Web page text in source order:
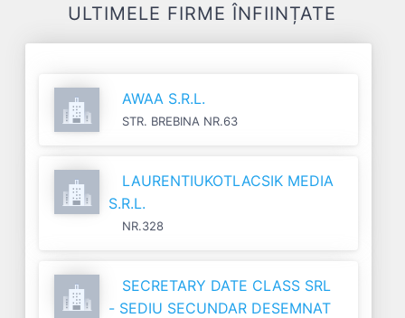
ULTIMELE FIRME ÎNFIINȚATE
AWAA S.R.L.
STR. BREBINA NR.63
LAURENTIUKOTLACSIK MEDIA
S.R.L.
NR.328
SECRETARY DATE CLASS SRL
- SEDIU SECUNDAR DESEMNAT